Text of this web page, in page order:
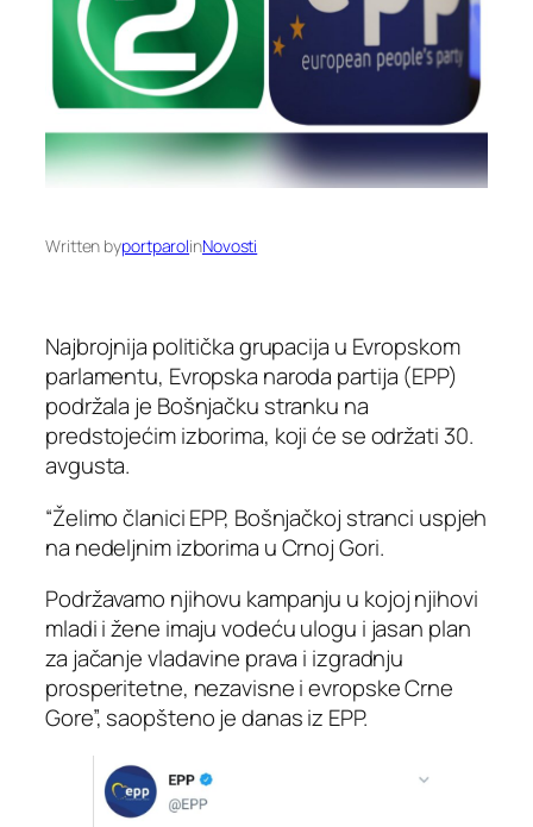
Written byportparolinNovosti
Najbrojnija politička grupacija u Evropskom
parlamentu, Evropska naroda partija (EPP)
podržala je Bošnjačku stranku na
predstojećim izborima, koji će se održati 30.
avgusta.
“Želimo članici EPP, Bošnjačkoj stranci uspjeh
na nedeljnim izborima u Crnoj Gori.
Podržavamo njihovu kampanju u kojoj njihovi
mladi i žene imaju vodeću ulogu i jasan plan
za jačanje vladavine prava i izgradnju
prosperitetne, nezavisne i evropske Crne
Gore”, saopšteno je danas iz EPP.